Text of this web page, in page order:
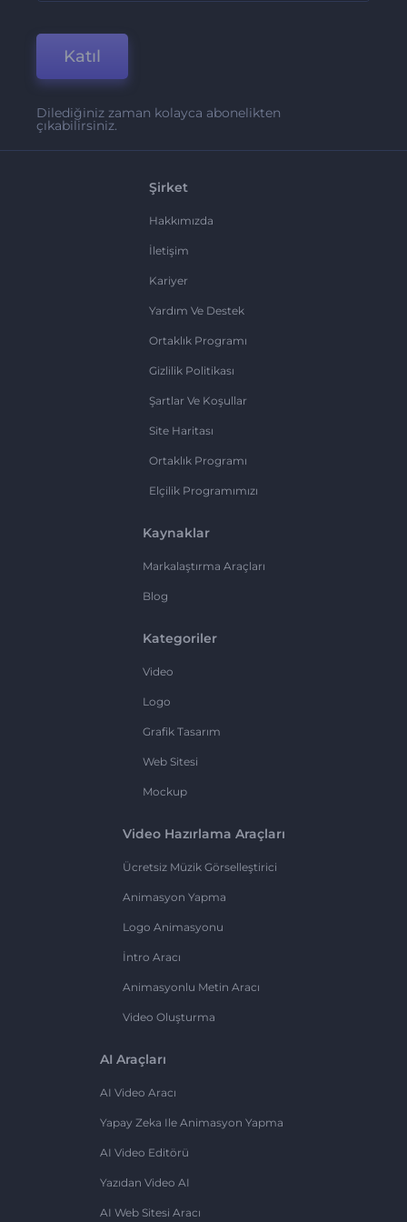
Katıl
Dilediğiniz zaman kolayca abonelikten
çıkabilirsiniz.
Şirket
Hakkımızda
İletişim
Kariyer
Yardım Ve Destek
Ortaklık Programı
Gizlilik Politikası
Şartlar Ve Koşullar
Site Haritası
Ortaklık Programı
Elçilik Programımızı
Kaynaklar
Markalaştırma Araçları
Blog
Kategoriler
Video
Logo
Grafik Tasarım
Web Sitesi
Mockup
Video Hazırlama Araçları
Ücretsiz Müzik Görselleştirici
Animasyon Yapma
Logo Animasyonu
İntro Aracı
Animasyonlu Metin Aracı
Video Oluşturma
AI Araçları
AI Video Aracı
Yapay Zeka Ile Animasyon Yapma
AI Video Editörü
Yazıdan Video AI
AI Web Sitesi Aracı